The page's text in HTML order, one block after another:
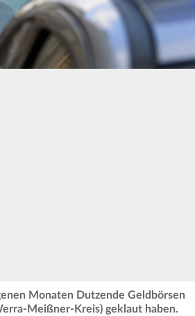
Monaten Dutzende Geldbörsen
Meißner-Kreis) geklaut haben.